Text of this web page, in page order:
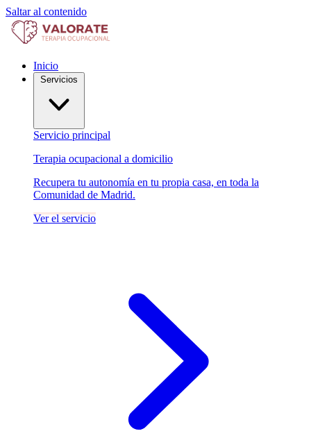
Saltar al contenido
Inicio
Servicio principal
Terapia ocupacional a domicilio
Recupera tu autonomía en tu propia casa, en toda la
Comunidad de Madrid.
Ver el servicio